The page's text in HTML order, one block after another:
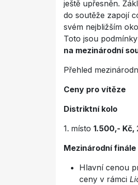
ještě upřesněn.
do soutěže zapojí
svém nejbližším
Toto jsou
na mezinárodní
Přehled
Ceny pro vítěze
Distriktní kolo
1. místo 1.500,- Kč,
Mezinárodní finále
Hlavní cenou
ceny v rámci